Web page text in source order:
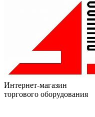
Интернет-магазин
торгового оборудования